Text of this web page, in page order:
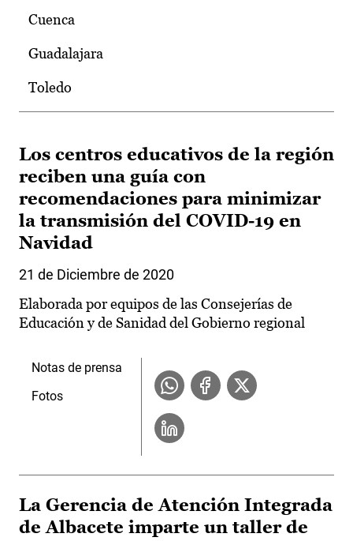
Cuenca
Guadalajara
Toledo
Los centros educativos de la región
reciben una guía con
recomendaciones para minimizar
la transmisión del COVID-19 en
Navidad
21 de Diciembre de 2020
Elaborada por equipos de las Consejerías de
Educación y de Sanidad del Gobierno regional
Notas de prensa
Fotos
La Gerencia de Atención Integrada
de Albacete imparte un taller de